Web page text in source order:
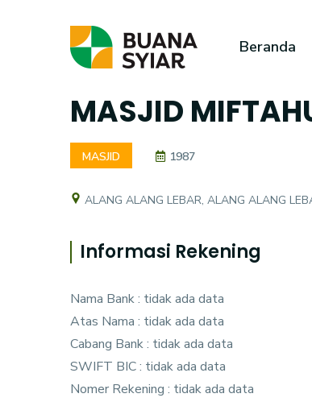
Beranda
MASJID
MASJID 1987
ALANG ALANG LEBAR, ALANG ALANG
Informasi Rekening
Nama Bank : tidak ada data
Atas Nama : tidak ada data
Cabang Bank : tidak ada data
SWIFT BIC : tidak ada data
Nomer Rekening : tidak ada data